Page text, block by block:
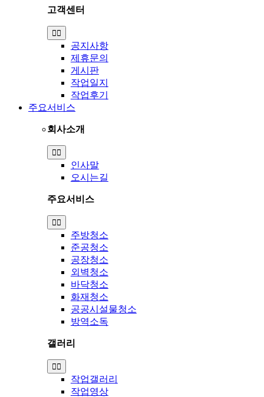
고객센터
Toggle
Navigation
공지사항
제휴문의
게시판
작업일지
작업후기
주요서비스
회사소개
Toggle
Navigation
인사말
오시는길
주요서비스
Toggle
Navigation
주방청소
준공청소
공장청소
외벽청소
바닥청소
화재청소
공공시설물청소
방역소독
갤러리
Toggle
Navigation
작업갤러리
작업영상